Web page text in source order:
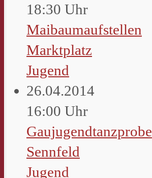
18:30 Uhr
Maibaumaufstellen
Marktplatz
Jugend
26.04.2014
16:00 Uhr
Gaujugendtanzprobe
Sennfeld
Jugend